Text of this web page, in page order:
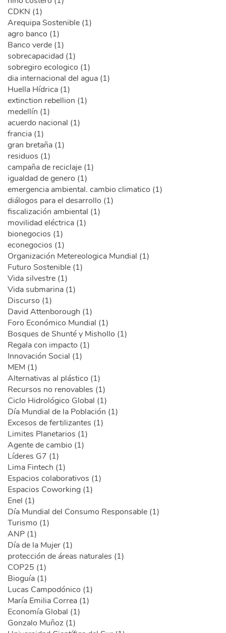
CDKN (1)
Arequipa Sostenible (1)
agro banco (1)
Banco verde (1)
sobrecapacidad (1)
sobregiro ecologico (1)
dia internacional del agua (1)
Huella Hídrica (1)
extinction rebellion (1)
medellín (1)
acuerdo nacional (1)
francia (1)
gran bretaña (1)
residuos (1)
campaña de reciclaje (1)
igualdad de genero (1)
emergencia ambiental. cambio climatico (1)
diálogos para el desarrollo (1)
fiscalización ambiental (1)
movilidad eléctrica (1)
bionegocios (1)
econegocios (1)
Organización Metereologica Mundial (1)
Futuro Sostenible (1)
Vida silvestre (1)
Vida submarina (1)
Discurso (1)
David Attenborough (1)
Foro Económico Mundial (1)
Bosques de Shunté y Mishollo (1)
Regala con impacto (1)
Innovación Social (1)
MEM (1)
Alternativas al plástico (1)
Recursos no renovables (1)
Ciclo Hidrológico Global (1)
Día Mundial de la Población (1)
Excesos de fertilizantes (1)
Limites Planetarios (1)
Agente de cambio (1)
Líderes G7 (1)
Lima Fintech (1)
Espacios colaborativos (1)
Espacios Coworking (1)
Enel (1)
Día Mundial del Consumo Responsable (1)
Turismo (1)
ANP (1)
Día de la Mujer (1)
protección de áreas naturales (1)
COP25 (1)
Bioguía (1)
Lucas Campodónico (1)
María Emilia Correa (1)
Economía Global (1)
Gonzalo Muñoz (1)